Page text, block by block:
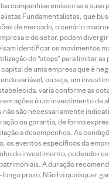
companhias emissoras e suas
Fundamentalistas, que
de mercado, o cenário
e do setor, podem
identificar os movimentos
de “stops” para limitar as
de uma empresa que é
variável, ou seja, um
varia conforme as
ações é um investimento de
são necessariamente
ou garantia, de forma
a desempenhos. As
os eventos específicos da
do investimento, podendo
A duração
prazo. Não há quaisquer